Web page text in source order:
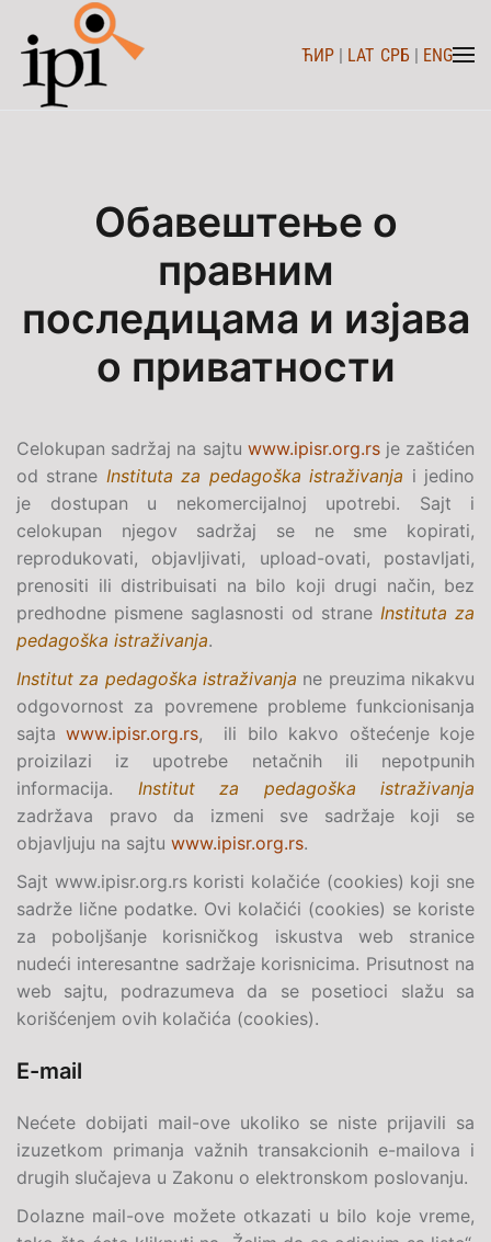
Skip to main content ЋИР | LAT СРБ | ENG
Обавештење о
правним
последицама и изјава
о приватности
Celokupan sadržaj na sajtu www.ipisr.org.rsje zaštićen
od strane Instituta za pedagoška istraživanja i jedino
je dostupan u nekomercijalnoj upotrebi. Sajt i
celokupan njegov sadržaj se ne sme kopirati,
reprodukovati, objavljivati, upload-ovati, postavljati,
prenositi ili distribuisati na bilo koji drugi način, bez
predhodne pismene saglasnosti od strane Instituta za
pedagoška istraživanja.
Institut za pedagoška istraživanja ne preuzima nikakvu
odgovornost za povremene probleme funkcionisanja
sajtawww.ipisr.org.rs, ili bilo kakvo oštećenje koje
proizilazi iz upotrebe netačnih ili nepotpunih
informacija. Institut za pedagoška istraživanja
zadržava pravo da izmeni sve sadržaje koji se
objavljuju na sajtu www.ipisr.org.rs.
Sajt www.ipisr.org.rs koristi kolačiće (cookies) koji sne
sadrže lične podatke. Ovi kolačići (cookies) se koriste
za poboljšanje korisničkog iskustva web stranice
nudeći interesantne sadržaje korisnicima. Prisutnost na
web sajtu, podrazumeva da se posetioci slažu sa
korišćenjem ovih kolačića (cookies).
E-mail
Nećete dobijati mail-ove ukoliko se niste prijavili sa
izuzetkom primanja važnih transakcionih e-mailova i
drugih slučajeva u Zakonu o elektronskom poslovanju.
Dolazne mail-ove možete otkazati u bilo koje vreme,